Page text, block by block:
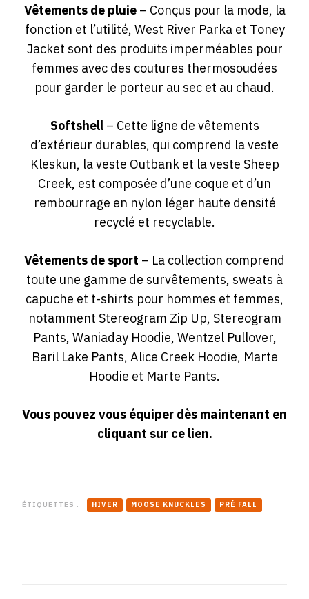
Vêtements de pluie– Conçus pour la mode, la
fonction et l’utilité, West River Parka et Toney
Jacket sont des produits imperméables pour
femmes avec des coutures thermosoudées
pour garder le porteur au sec et au chaud.
Softshell– Cette ligne de vêtements
d’extérieur durables, qui comprend la veste
Kleskun, la veste Outbank et la veste Sheep
Creek, est composée d’une coque et d’un
rembourrage en nylon léger haute densité
recyclé et recyclable.
Vêtements de sport – La collection comprend
toute une gamme de survêtements, sweats à
capuche et t-shirts pour hommes et femmes,
notamment Stereogram Zip Up, Stereogram
Pants, Waniaday Hoodie, Wentzel Pullover,
Baril Lake Pants, Alice Creek Hoodie, Marte
Hoodie et Marte Pants.
Vous pouvez vous équiper dès maintenant en
cliquant sur celien.
ÉTIQUETTES : HIVER MOOSE KNUCKLES PRÉ FALL